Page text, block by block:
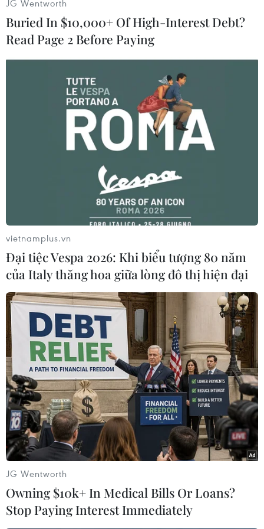
Các bệnh nhân của Iran đang tập trung ở thành
phố Qom. Đây cũng là thánh địa của Hồi giáo
dòng Shiite./.
Tường Linh
(Vietnam+)
#COVID-19 #khử trùng
#Hồi giáo dòng Shiite
#xe buýt
#tàu điện ngầm Iran
JG Wentworth
Buried In $10,000+ Of High-Interest Debt?
Read Page 2 Before Paying
vietnamplus.vn
Đại tiệc Vespa 2026: Khi biểu tượng 80 năm
của Italy thăng hoa giữa lòng đô thị hiện đại
JG Wentworth
Owning $10k+ In Medical Bills Or Loans?
Stop Paying Interest Immediately